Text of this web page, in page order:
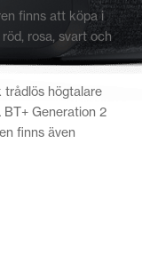
finns att köpa i
rosa, svart och
trådlös högtalare
BT+ Generation 2
finns även